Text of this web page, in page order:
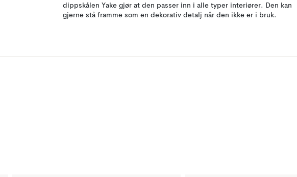
dippskålen Yake gjør at den passer inn i alle typer interiører. Den kan
gjerne stå framme som en dekorativ detalj når den ikke er i bruk.